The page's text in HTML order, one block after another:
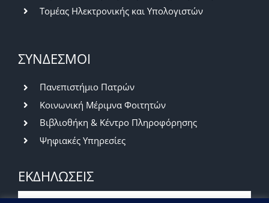
Τομέας Ηλεκτρονικής και Υπολογιστών
ΣΥΝΔΕΣΜΟΙ
Πανεπιστήμιο Πατρών
Κοινωνική Μέριμνα Φοιτητών
Βιβλιοθήκη & Κέντρο Πληροφόρησης
Ψηφιακές Υπηρεσίες
ΕΚΔΗΛΩΣΕΙΣ